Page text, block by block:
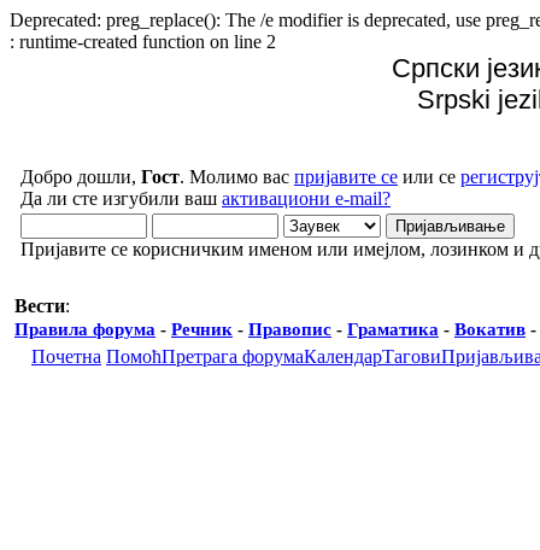
Deprecated: preg_replace(): The /e modifier is deprecated, use
: runtime-created function on line 2
Српски
Srpski
Добро дошли, Гост. Молимо вас пријавите се или се
Да ли сте изгубили ваш активациони e-mail?
Пријавите се корисничким именом или имејлом, лозинком и
Вести:
Правила форума - Речник - Правопис - Граматика - Вокатив -
Почетна ПомоћПретрага форумаКалендарТагови